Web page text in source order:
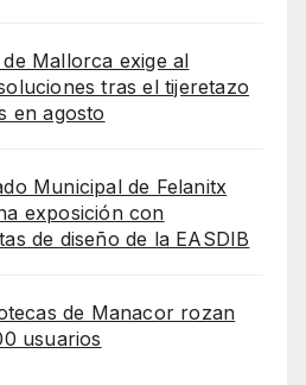
de Mallorca exige al
tras el tijeretazo
en agosto
Municipal de Felanitx
exposición con
de diseño de la EASDIB
de Manacor rozan
usuarios